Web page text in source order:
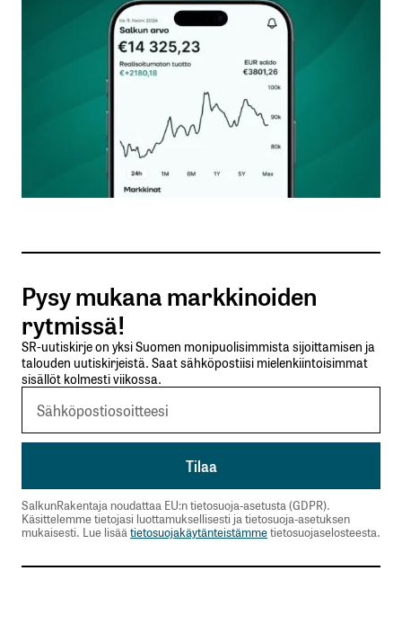
Kommentti*
Nimesi tai nimimerkkisi
Sähköpostiosoitteesi
Tilaa SalkunRakentajan uutiskirje
Lähetä kommentti
Pysy mukana markkinoiden
rytmissä!
SR-uutiskirje on yksi Suomen monipuolisimmista sijoittamisen ja
talouden uutiskirjeistä. Saat sähköpostiisi mielenkiintoisimmat
sisällöt kolmesti viikossa.
SalkunRakentaja noudattaa EU:n tietosuoja-asetusta (GDPR).
Käsittelemme tietojasi luottamuksellisesti ja tietosuoja-asetuksen
mukaisesti. Lue lisäätietosuojakäytänteistämmetietosuojaselosteesta.